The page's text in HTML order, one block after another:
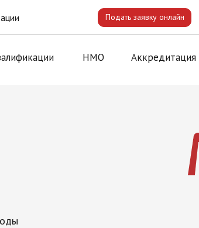
Подать заявку онлайн
НМО Аккредитация